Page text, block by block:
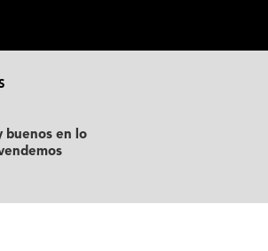
buenos en lo